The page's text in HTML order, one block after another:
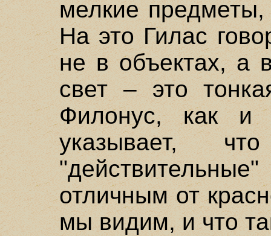
мелкие
На это Гилас
не в объектах, а
свет – это
Филонус, как и
указывает,
отличным от
мы видим, и что